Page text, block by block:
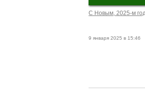
С Новым, 2025-м
9 января 2025 в 15:46